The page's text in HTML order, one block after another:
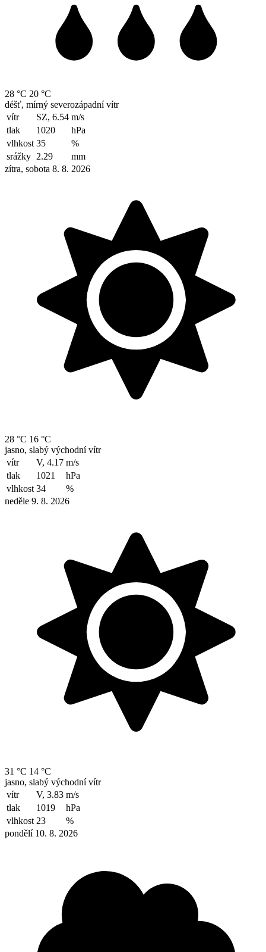
28 °C 20 °C
déšť, mírný severozápadní vítr
vítr
SZ, 6.54 m/s
tlak
1020
hPa
vlhkost 35
%
srážky 2.29
mm
zítra, sobota 8. 8. 2026
28 °C 16 °C
jasno, slabý východní vítr
vítr
V, 4.17 m/s
tlak
1021
hPa
vlhkost 34
%
neděle 9. 8. 2026
31 °C 14 °C
jasno, slabý východní vítr
vítr
V, 3.83 m/s
tlak
1019
hPa
vlhkost 23
%
pondělí 10. 8. 2026